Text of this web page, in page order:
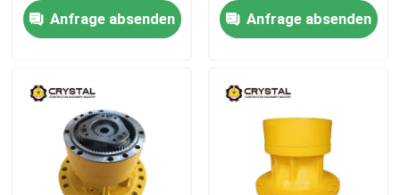
Zu Hause
Videos
Über uns
Anfrage absenden
Anfrage absenden